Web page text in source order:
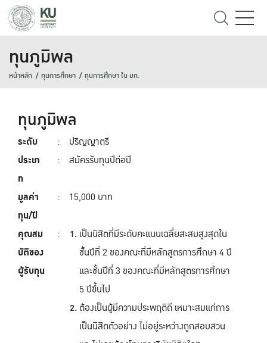
ทุนภูมิพล
หน้าหลัก ทุนการศึกษา ทุนการศึกษา ใน มก.
ทุนภูมิพล
ระดับ :
ปริญญาตรี
ประเภ
ท
: สมัครรับทุนปีต่อปี
มูลค่า
ทุน/ปี
: 15,000 บาท
คุณสม
บัติของ
ผู้รับทุน
:
เป็นนิสิตที่มีระดับคะแนนเฉลี่ยสะสมสูงสุดใน
ชั้นปีที่ 2 ของคณะที่มีหลักสูตรการศึกษา 4 ปี
และชั้นปีที่ 3 ของคณะที่มีหลักสูตรการศึกษา
5 ปีขึ้นไป
ต้องเป็นผู้มีความประพฤติดี เหมาะสมแก่การ
เป็นนิสิตตัวอย่าง ไม่อยู่ระหว่างถูกสอบสวน